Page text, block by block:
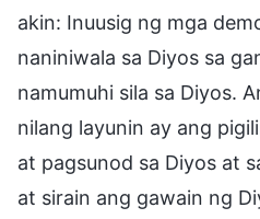
akin: Inuusig ng mga
naniniwala sa Diyos sa
namumuhi sila sa Diyos.
nilang layunin ay ang
at pagsunod sa Diyos at
at sirain ang gawain ng